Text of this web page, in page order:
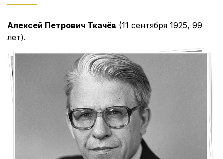
Алексей Петрович Ткачёв (11 сентября 1925, 99
лет).